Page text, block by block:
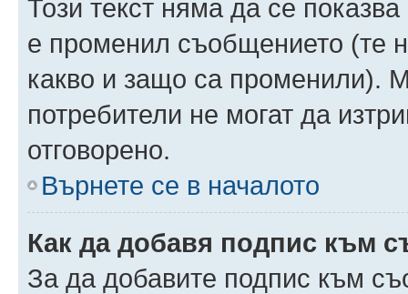
Този текст няма да се
е променил съобщението (те
какво и защо са променили).
потребители не могат да
отговорено.
Върнете се в началото
Как да добавя подпис към
За да добавите подпис към